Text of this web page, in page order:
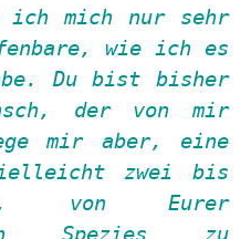
mich nur sehr
wie ich es
Du bist bisher
der von mir
mir aber, eine
zwei bis
von Eurer
Spezies zu